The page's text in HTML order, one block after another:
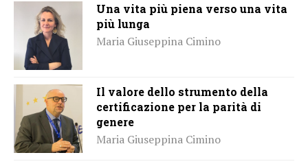
Una vita più piena verso una vita
più lunga
Maria Giuseppina Cimino
Il valore dello strumento della
certificazione per la parità di
genere
Maria Giuseppina Cimino